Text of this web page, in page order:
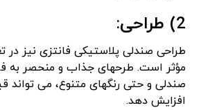
2) طراحی:
طراحی صندلی پلاستیکی فانتزی نیز
مؤثر است. طرحهای جذاب و منحصر به
صندلی و حتی رنگهای متنوع، می‌ تواند
افزایش دهد.